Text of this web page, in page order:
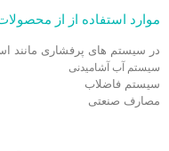
موارد استفاده از از
در سیستم های پرفشاری مانند
سیستم آب آشامیدنی
سیستم فاضلاب
مصارف صنعتی